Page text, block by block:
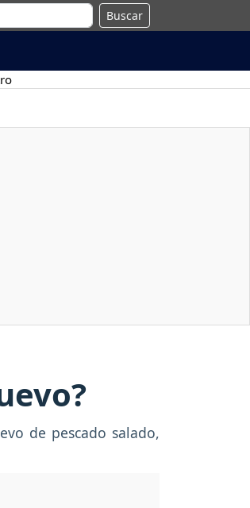
Buscar
de pescado salado,